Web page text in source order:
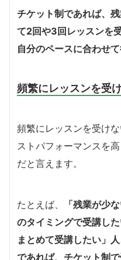
チケット制であれば、
て2回や3回レッスンを
自分のペースに合わせて
頻繁にレッスンを受
頻繁にレッスンを受け
ストパフォーマンスを
だと言えます。
たとえば、
「残業が少
のタイミングで受講し
まとめて受講したい」
であれば、チケット制